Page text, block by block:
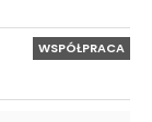
WSPÓŁPRACA